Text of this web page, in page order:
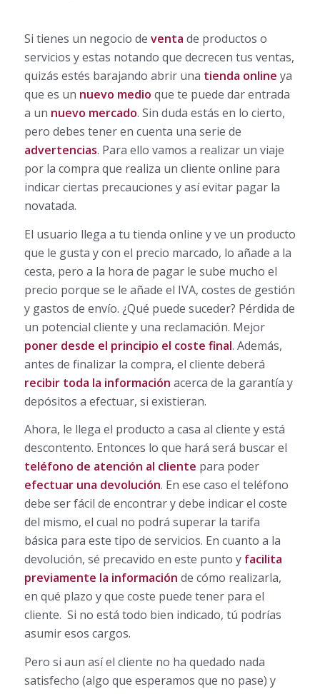
Si tienes un negocio de venta de productos o
servicios y estas notando que decrecen tus ventas,
quizás estés barajando abrir una tienda online ya
que es un nuevo medio que te puede dar entrada
a un nuevo mercado. Sin duda estás en lo cierto,
pero debes tener en cuenta una serie de
advertencias. Para ello vamos a realizar un viaje
por la compra que realiza un cliente online para
indicar ciertas precauciones y así evitar pagar la
novatada.
El usuario llega a tu tienda online y ve un producto
que le gusta y con el precio marcado, lo añade a la
cesta, pero a la hora de pagar le sube mucho el
precio porque se le añade el IVA, costes de gestión
y gastos de envío. ¿Qué puede suceder? Pérdida de
un potencial cliente y una reclamación. Mejor
poner desde el principio el coste final. Además,
antes de finalizar la compra, el cliente deberá
recibir toda la información acerca de la garantía y
depósitos a efectuar, si existieran.
Ahora, le llega el producto a casa al cliente y está
descontento. Entonces lo que hará será buscar el
teléfono de atención al cliente para poder
efectuar una devolución. En ese caso el teléfono
debe ser fácil de encontrar y debe indicar el coste
del mismo, el cual no podrá superar la tarifa
básica para este tipo de servicios. En cuanto a la
devolución, sé precavido en este punto y facilita
previamente la información de cómo realizarla,
en qué plazo y que coste puede tener para el
cliente. Si no está todo bien indicado, tú podrías
asumir esos cargos.
Pero si aun así el cliente no ha quedado nada
satisfecho (algo que esperamos que no pase) y